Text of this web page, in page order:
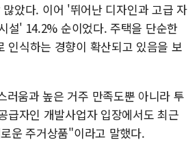
았다. 이어 '뛰어난 디자인과 고급 자
설' 14.2% 순이었다. 주택을 단순한
인식하는 경향이 확산되고 있음을 보
움과 높은 거주 만족도뿐 아니라 투
자인 개발사업자 입장에서도 최근
운 주거상품"이라고 말했다.